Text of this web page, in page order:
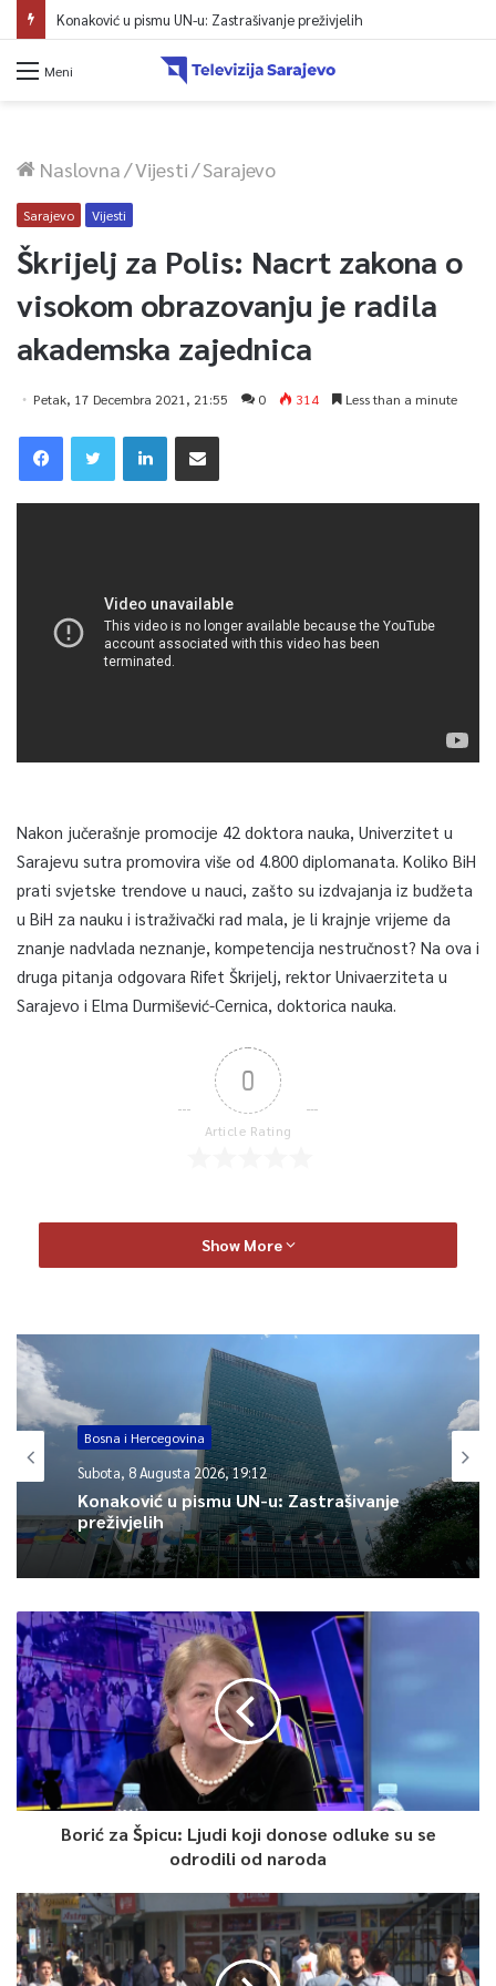
Konaković u pismu UN-u: Zastrašivanje preživjelih
Meni
Naslovna/Vijesti/Sarajevo
Sarajevo Vijesti
Škrijelj za Polis: Nacrt zakona o
visokom obrazovanju je radila
akademska zajednica
Petak, 17 Decembra 2021, 21:55 0 314 Less than a minute
Nakon jučerašnje promocije 42 doktora nauka, Univerzitet u
Sarajevu sutra promovira više od 4.800 diplomanata. Koliko BiH
prati svjetske trendove u nauci, zašto su izdvajanja iz budžeta
u BiH za nauku i istraživački rad mala, je li krajnje vrijeme da
znanje nadvlada neznanje, kompetencija nestručnost? Na ova i
druga pitanja odgovara Rifet Škrijelj, rektor Univaerziteta u
Sarajevo i Elma Durmišević-Cernica, doktorica nauka.
0
Article Rating
Show More
Bosna i Hercegovina
Subota, 8 Augusta 2026, 19:12
Konaković u pismu UN-u: Zastrašivanje
preživjelih
Borić za Špicu: Ljudi koji donose odluke su se
odrodili od naroda